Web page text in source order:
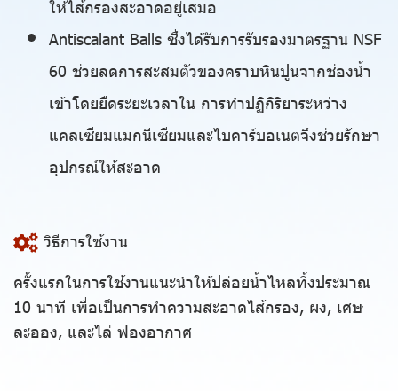
ให้ไส้กรองสะอาดอยู่เสมอ
Antiscalant Balls ซึ่งได้รับการรับรองมาตรฐาน NSF
60 ช่วยลดการสะสมตัวของคราบหินปูนจากช่องน้ำ
เข้าโดยยืดระยะเวลาใน การทำปฏิกิริยาระหว่าง
แคลเซียมแมกนีเซียมและไบคาร์บอเนตจึงช่วยรักษา
อุปกรณ์ให้สะอาด
วิธีการใช้งาน
ครั้งแรกในการใช้งานแนะนำให้ปล่อยน้ำไหลทิ้งประมาณ
10 นาที เพื่อเป็นการทำความสะอาดไส้กรอง, ผง, เศษ
ละออง, และไล่ ฟองอากาศ